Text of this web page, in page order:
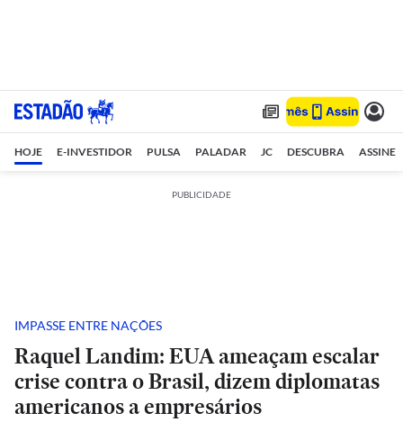
HOJE E-INVESTIDOR PULSA PALADAR JC DESCUBRA ASSINE
PUBLICIDADE
IMPASSE ENTRE NAÇÕES
Raquel Landim: EUA ameaçam escalar
crise contra o Brasil, dizem diplomatas
americanos a empresários